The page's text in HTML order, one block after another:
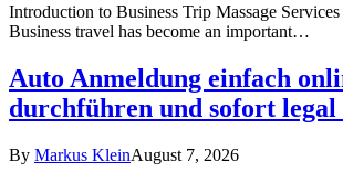
Introduction to Business Trip Massage
Business travel has become an important…
Auto Anmeldung einfach
durchführen und sofort legal
By Markus KleinAugust 7, 2026